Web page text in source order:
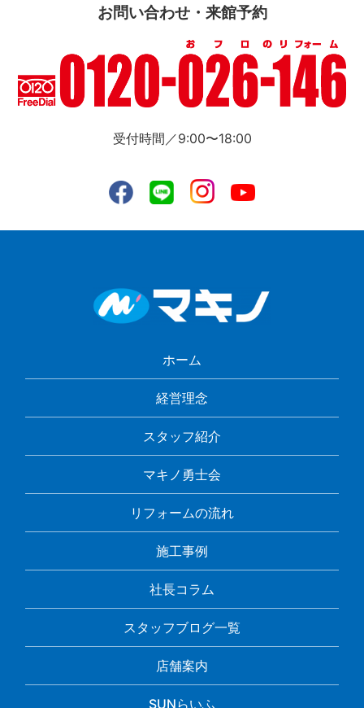
お問い合わせ・来館予約
受付時間／9:00〜18:00
ホーム
経営理念
スタッフ紹介
マキノ勇士会
リフォームの流れ
施工事例
社長コラム
スタッフブログ一覧
店舗案内
SUNらいふ